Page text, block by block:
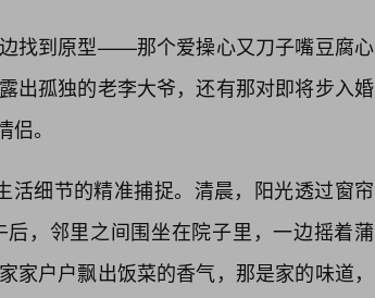
找到原型——那个爱操心又刀子嘴豆腐心
出孤独的老李大爷，还有那对即将步入婚
。
活细节的精准捕捉。清晨，阳光透过窗帘
，邻里之间围坐在院子里，一边摇着蒲
户户飘出饭菜的香气，那是家的味道，